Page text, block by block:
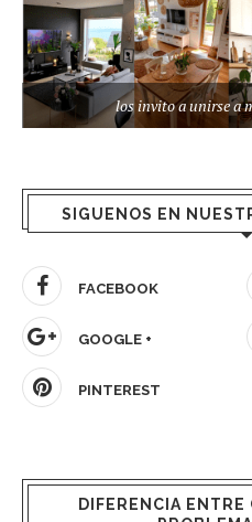
los invito a unirse a
SIGUENOS EN
FACEBOOK
GOOGLE +
PINTEREST
DIFERENCIA